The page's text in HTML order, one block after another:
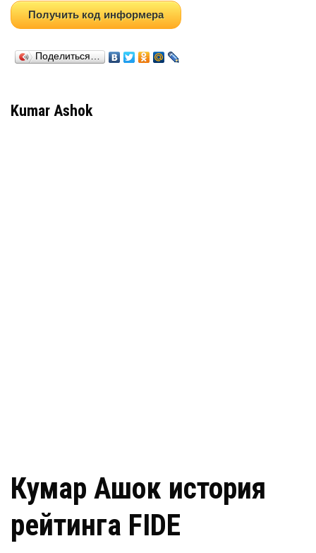
Получить код информера
Поделиться…
Kumar Ashok
Кумар Ашок история
рейтинга FIDE